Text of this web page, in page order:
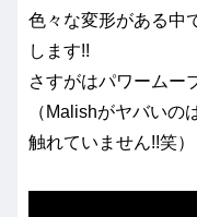
色々な変形がある中
します!!
さすがはパワームー
（Malishがヤバいの
触れていません!!笑）